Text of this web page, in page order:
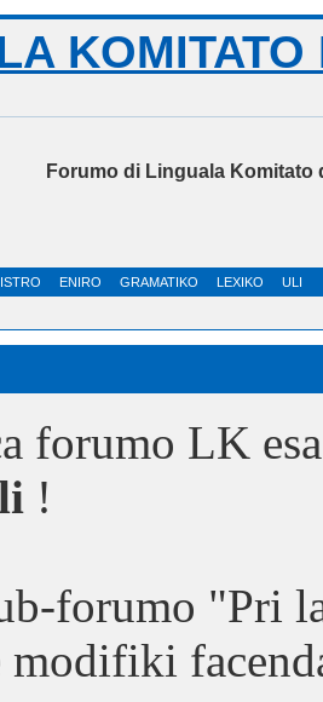
KOMITATO
Forumo di Linguala Komitato
ENIRO GRAMATIKO LEXIKO ULI
forumo LK
!
forumo "Pri
modifiki